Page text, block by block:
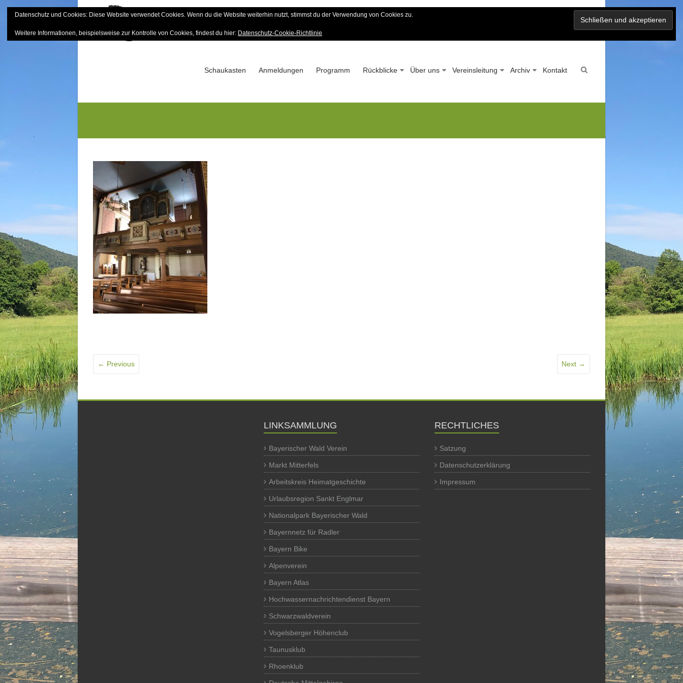
to
Bayerischer Wald-Verein
Sektion Mitterfels e.V. – Seit 1963
Schaukasten Anmeldungen Programm Rückblicke Über uns Vereinsleitung Archiv Kontakt
← Previous Next →
LINKSAMMLUNG
Bayerischer Wald Verein
Markt Mitterfels
Arbeitskreis Heimatgeschichte
Urlaubsregion Sankt Englmar
Nationalpark Bayerischer Wald
Bayernnetz für Radler
Bayern Bike
Alpenverein
Bayern Atlas
Hochwassernachrichtendienst Bayern
Schwarzwaldverein
Vogelsberger Höhenclub
Taunusklub
Rhoenklub
RECHTLICHES
Satzung
Datenschutzerklärung
Impressum
Datenschutz und Cookies: Diese Website verwendet Cookies. Wenn du die Website weiterhin nutzt, stimmst du der Verwendung von Cookies zu.
Weitere Informationen, beispielsweise zur Kontrolle von Cookies, findest du hier: Datenschutz-Cookie-Richtlinie